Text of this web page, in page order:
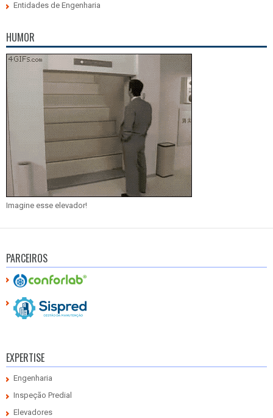
Entidades de Engenharia
HUMOR
Imagine esse elevador!
PARCEIROS
EXPERTISE
Engenharia
Inspeção Predial
Elevadores